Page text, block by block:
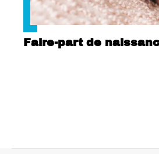
Faire-part de